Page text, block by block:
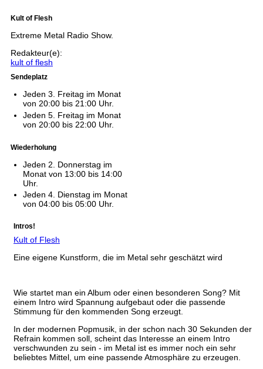
Kult of Flesh
Extreme Metal Radio Show.
Redakteur(e):
kult of flesh
Sendeplatz
Jeden 3. Freitag im Monat
von 20:00 bis 21:00 Uhr.
Jeden 5. Freitag im Monat
von 20:00 bis 22:00 Uhr.
Wiederholung
Jeden 2. Donnerstag im
Monat von 13:00 bis 14:00
Uhr.
Jeden 4. Dienstag im Monat
von 04:00 bis 05:00 Uhr.
Intros!
Kult of Flesh
Eine eigene Kunstform, die im Metal sehr geschätzt wird
Wie startet man ein Album oder einen besonderen Song? Mit
einem Intro wird Spannung aufgebaut oder die passende
Stimmung für den kommenden Song erzeugt.
In der modernen Popmusik, in der schon nach 30 Sekunden der
Refrain kommen soll, scheint das Interesse an einem Intro
verschwunden zu sein - im Metal ist es immer noch ein sehr
beliebtes Mittel, um eine passende Atmosphäre zu erzeugen.